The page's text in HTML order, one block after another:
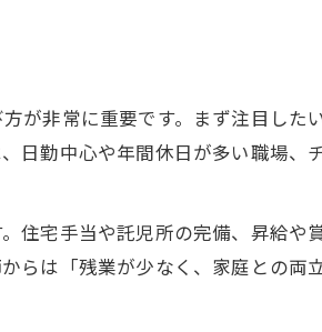
看護師のスキルアップが求められる
する医療現場で看護師として輝くには
看護師の業務変化に対応するための
が非常に重要です。まず注目し
日勤中心や年間休日が多い職場
住宅手当や託児所の完備、昇給
らは「残業が少なく、家庭との